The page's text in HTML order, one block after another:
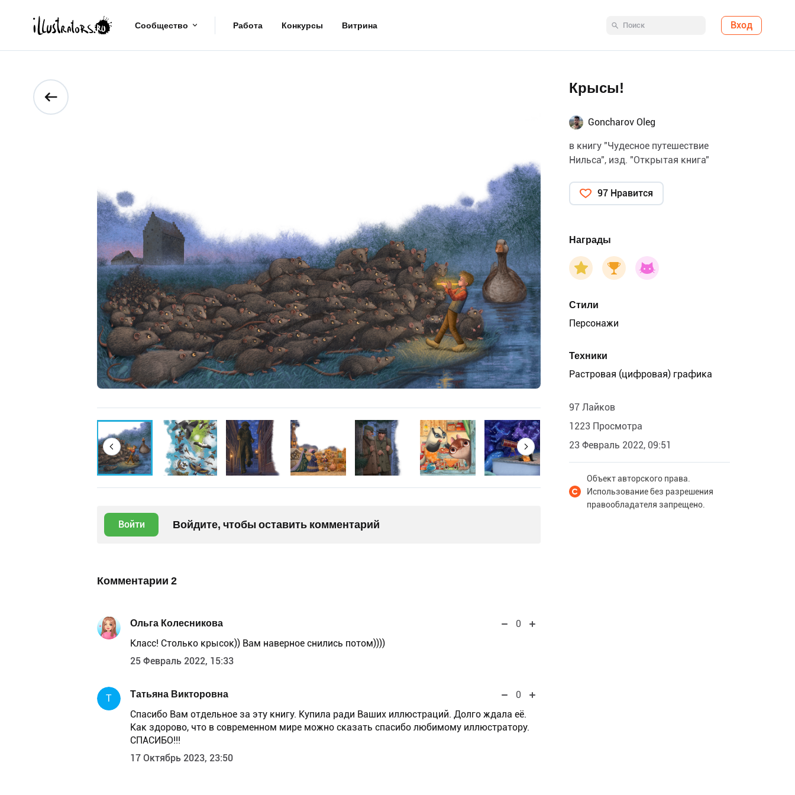
Сообщество Работа Конкурсы Витрина Вход
Войти Войдите, чтобы оставить комментарий
Комментарии 2
Ольга Колесникова
0
Класс! Столько крысок)) Вам наверное снились потом))))
25 Февраль 2022, 15:33
Т Татьяна Викторовна
0
Спасибо Вам отдельное за эту книгу. Купила ради Ваших иллюстраций. Долго ждала её.
Как здорово, что в современном мире можно сказать спасибо любимому иллюстратору.
СПАСИБО!!!
17 Октябрь 2023, 23:50
Крысы!
Goncharov Oleg
в книгу "Чудесное путешествие
Нильса", изд. "Открытая книга"
97 Нравится
Награды
Стили
Персонажи
Техники
Растровая (цифровая) графика
97 Лайков
1223 Просмотра
23 Февраль 2022, 09:51
Объект авторского права.
Использование без разрешения
правообладателя запрещено.